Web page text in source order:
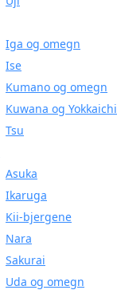
Iga og omegn
Ise
Kumano og omegn
Kuwana og Yokkaichi
Tsu
Asuka
Ikaruga
Kii-bjergene
Nara
Sakurai
Uda og omegn